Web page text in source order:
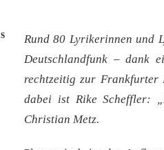
Rund 80 Lyrikerinnen und
Deutschlandfunk – dank
rechtzeitig zur Frankfurter
dabei ist Rike Scheffler:
Christian Metz.